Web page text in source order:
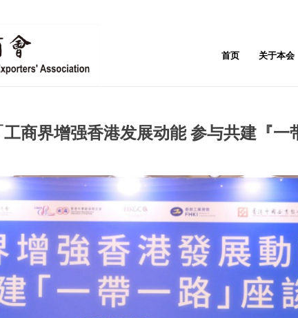
首页 关于本会
商界增强香港发展动能 参与共建『一